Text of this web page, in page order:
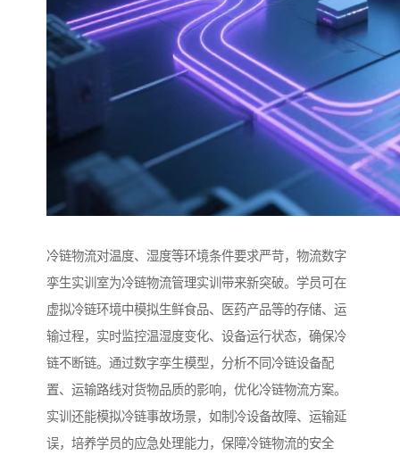
冷链物流对温度、湿度等环境条件要求严苛，物流数字
孪生实训室为冷链物流管理实训带来新突破。学员可在
虚拟冷链环境中模拟生鲜食品、医药产品等的存储、运
输过程，实时监控温湿度变化、设备运行状态，确保冷
链不断链。通过数字孪生模型，分析不同冷链设备配
置、运输路线对货物品质的影响，优化冷链物流方案。
实训还能模拟冷链事故场景，如制冷设备故障、运输延
误，培养学员的应急处理能力，保障冷链物流的安全